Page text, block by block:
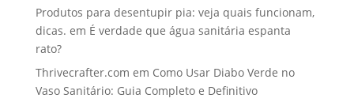
Produtos para desentupir pia: veja quais funcionam,
dicas. em É verdade que água sanitária espanta
rato?
Thrivecrafter.com em Como Usar Diabo Verde no
Vaso Sanitário: Guia Completo e Definitivo